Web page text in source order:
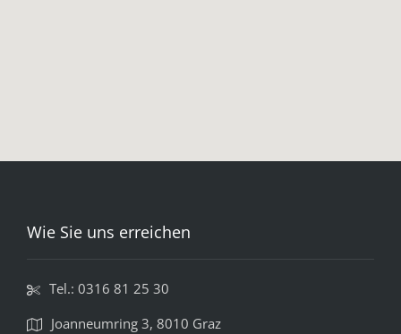
Wie Sie uns erreichen
Tel.: 0316 81 25 30
Joanneumring 3, 8010 Graz